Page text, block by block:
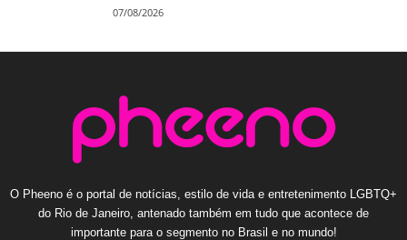
07/08/2026
O Pheeno é o portal de notícias, estilo de vida e entretenimento LGBTQ+
do Rio de Janeiro, antenado também em tudo que acontece de
importante para o segmento no Brasil e no mundo!